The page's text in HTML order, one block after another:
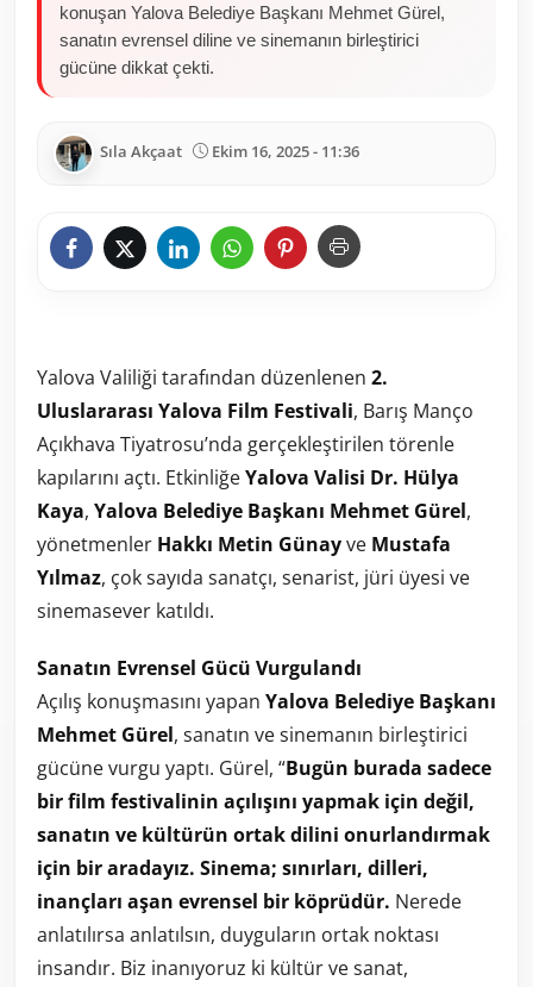
konuşan Yalova Belediye Başkanı Mehmet Gürel,
sanatın evrensel diline ve sinemanın birleştirici
gücüne dikkat çekti.
Sıla Akçaat Ekim 16, 2025 - 11:36
Yalova Valiliği tarafından düzenlenen 2.
Uluslararası Yalova Film Festivali, Barış Manço
Açıkhava Tiyatrosu’nda gerçekleştirilen törenle
kapılarını açtı. EtkinliğeYalova Valisi Dr. Hülya
Kaya, Yalova Belediye Başkanı Mehmet Gürel,
yönetmenler Hakkı Metin Günayve Mustafa
Yılmaz, çok sayıda sanatçı, senarist, jüri üyesi ve
sinemasever katıldı.
Sanatın Evrensel Gücü Vurgulandı
Açılış konuşmasını yapan Yalova Belediye Başkanı
Mehmet Gürel, sanatın ve sinemanın birleştirici
gücüne vurgu yaptı. Gürel, “Bugün burada sadece
bir film festivalinin açılışını yapmak için değil,
sanatın ve kültürün ortak dilini onurlandırmak
için bir aradayız. Sinema; sınırları, dilleri,
inançları aşan evrensel bir köprüdür. Nerede
anlatılırsa anlatılsın, duyguların ortak noktası
insandır. Biz inanıyoruz ki kültür ve sanat,